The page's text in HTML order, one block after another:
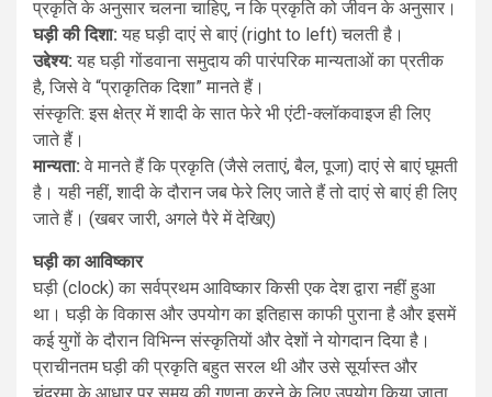
प्रकृति के अनुसार चलना चाहिए, न कि प्रकृति को जीवन के अनुसार।
घड़ी की दिशा: यह घड़ी दाएं से बाएं (right to left) चलती है।
उद्देश्य: यह घड़ी गोंडवाना समुदाय की पारंपरिक मान्यताओं का प्रतीक
है, जिसे वे “प्राकृतिक दिशा” मानते हैं।
संस्कृति: इस क्षेत्र में शादी के सात फेरे भी एंटी-क्लॉकवाइज ही लिए
जाते हैं।
मान्यता: वे मानते हैं कि प्रकृति (जैसे लताएं, बैल, पूजा) दाएं से बाएं घूमती
है। यही नहीं, शादी के दौरान जब फेरे लिए जाते हैं तो दाएं से बाएं ही लिए
जाते हैं। (खबर जारी, अगले पैरे में देखिए)
घड़ी का आविष्कार
घड़ी (clock) का सर्वप्रथम आविष्कार किसी एक देश द्वारा नहीं हुआ
था। घड़ी के विकास और उपयोग का इतिहास काफी पुराना है और इसमें
कई युगों के दौरान विभिन्न संस्कृतियों और देशों ने योगदान दिया है।
प्राचीनतम घड़ी की प्रकृति बहुत सरल थी और उसे सूर्यास्त और